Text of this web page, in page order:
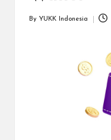
menerima
By YUKK Indonesia